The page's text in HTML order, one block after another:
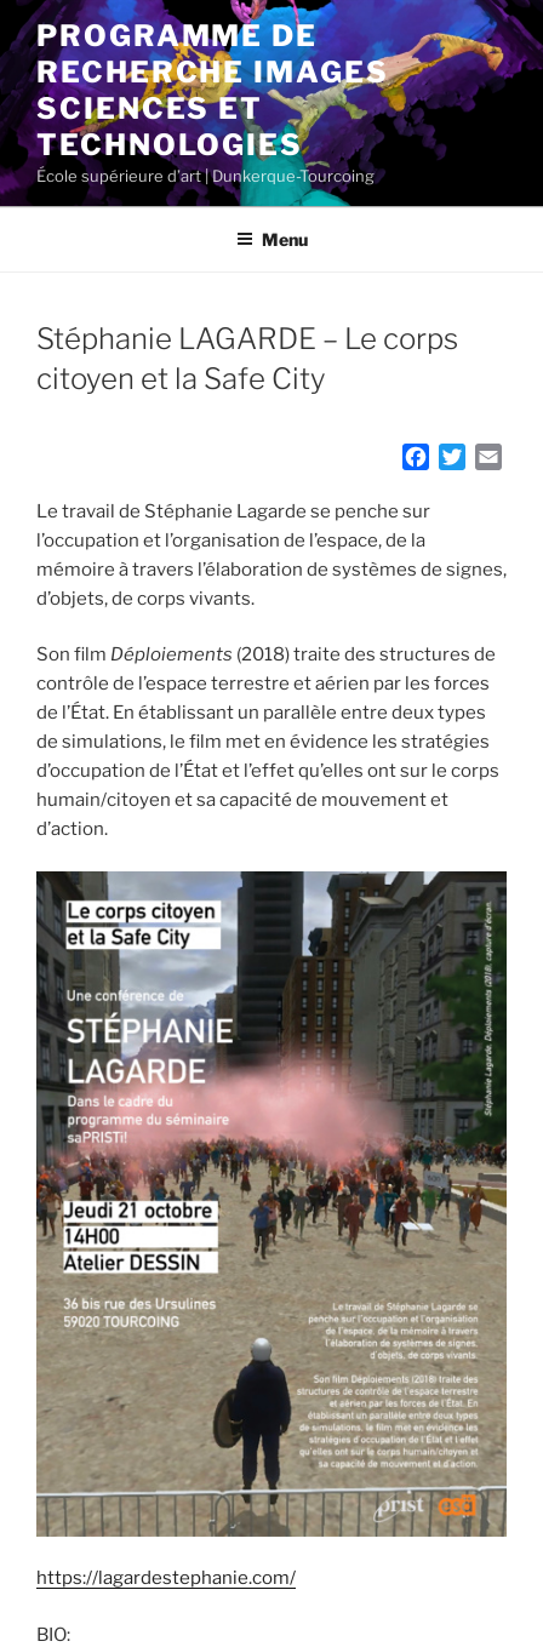
Aller
au
contenu
principal
PROGRAMME DE
RECHERCHE IMAGES
SCIENCES ET
TECHNOLOGIES
École supérieure d’art | Dunkerque-Tourcoing
Menu
Stéphanie LAGARDE – Le corps
citoyen et la Safe City
c
b
t
Le travail de Stéphanie Lagarde se penche sur
l’occupation et l’organisation de l’espace, de la
mémoire à travers l’élaboration de systèmes de signes,
d’objets, de corps vivants.
Son film Déploiements (2018) traite des structures de
contrôle de l’espace terrestre et aérien par les forces
de l’État. En établissant un parallèle entre deux types
de simulations, le film met en évidence les stratégies
d’occupation de l’État et l’effet qu’elles ont sur le corps
humain/citoyen et sa capacité de mouvement et
d’action.
https://lagardestephanie.com/
BIO: